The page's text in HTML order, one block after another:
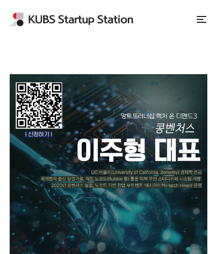
Apply to Station